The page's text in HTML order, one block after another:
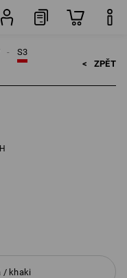
S3
< ZPĚT
/ khaki